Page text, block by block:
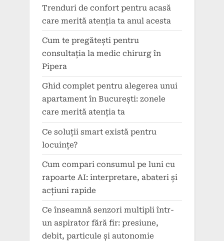
Trenduri de confort pentru acasă
care merită atenția ta anul acesta
Cum te pregătești pentru
consultația la medic chirurg în
Pipera
Ghid complet pentru alegerea unui
apartament în București: zonele
care merită atenția ta
Ce soluții smart există pentru
locuințe?
Cum compari consumul pe luni cu
rapoarte AI: interpretare, abateri și
acțiuni rapide
Ce înseamnă senzori multipli într-
un aspirator fără fir: presiune,
debit, particule și autonomie